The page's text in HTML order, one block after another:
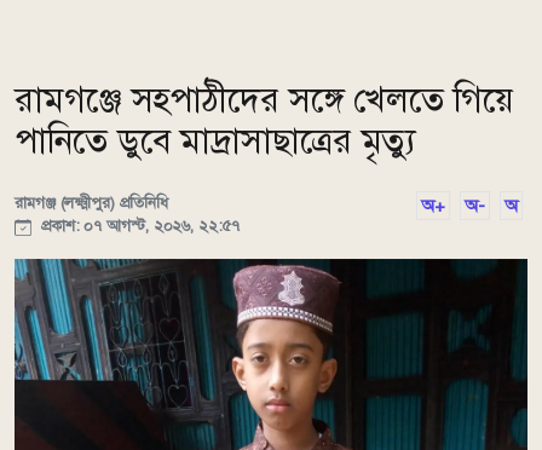
রামগঞ্জে সহপাঠীদের সঙ্গে খেলতে গিয়ে
পানিতে ডুবে মাদ্রাসাছাত্রের মৃত্যু
রামগঞ্জ (লক্ষ্মীপুর) প্রতিনিধি
প্রকাশ: ০৭ আগস্ট, ২০২৬, ২২:৫৭
অ+ অ- অ